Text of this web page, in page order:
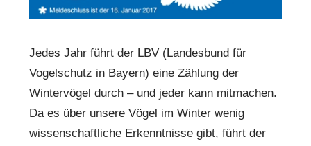
Jedes Jahr führt der LBV (Landesbund für
Vogelschutz in Bayern) eine Zählung der
Wintervögel durch – und jeder kann mitmachen.
Da es über unsere Vögel im Winter wenig
wissenschaftliche Erkenntnisse gibt, führt der